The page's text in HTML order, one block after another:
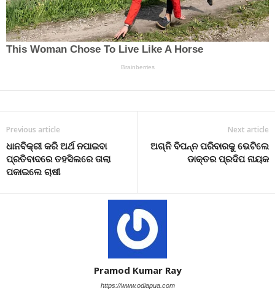
Previous article
ଧାନବିକ୍ରୀ କରି ଅର୍ଥ ନପାଇବା
ପ୍ରତିବାଦରେ ତହସିଲରେ ତାଲା
ପକାଇଲେ ଚାଷୀ
Next article
ଅଗ୍ନି ବିପନ୍ନ ପରିବାରକୁ ଭେଟିଲେ
ଡାକ୍ତର ପ୍ରଦିପ ନାୟକ
Pramod Kumar Ray
https://www.odiapua.com